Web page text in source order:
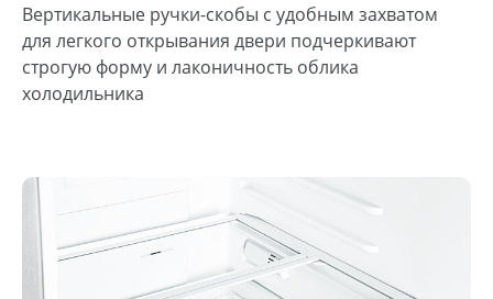
Вертикальные ручки-скобы с удобным захватом
для легкого открывания двери подчеркивают
строгую форму и лаконичность облика
холодильника